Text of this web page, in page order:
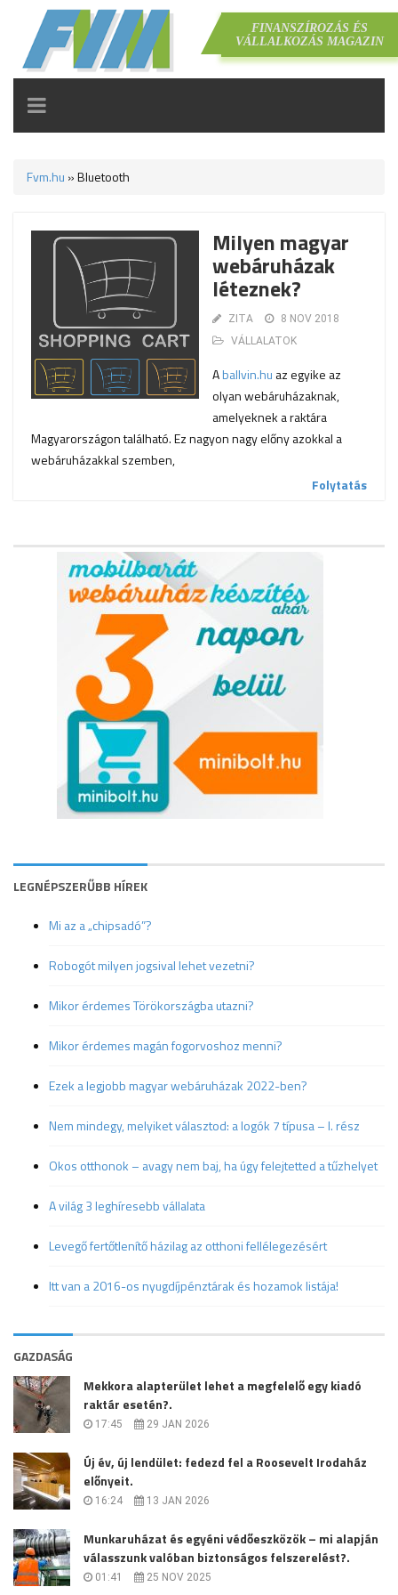
FINANSZÍROZÁS ÉS
VÁLLALKOZÁS MAGAZIN
TOGGLE
NAVIGATION
Fvm.hu »Bluetooth
Milyen magyar
webáruházak
léteznek?
ZITA
8 NOV 2018
VÁLLALATOK
Aballvin.hu az egyike az
olyan webáruházaknak,
amelyeknek a raktára
Magyarországon található. Ez nagyon nagy előny azokkal a
webáruházakkal szemben,
Folytatás
LEGNÉPSZERŰBB HÍREK
Mi az a „chipsadó”?
Robogót milyen jogsival lehet vezetni?
Mikor érdemes Törökországba utazni?
Mikor érdemes magán fogorvoshoz menni?
Ezek a legjobb magyar webáruházak 2022-ben?
Nem mindegy, melyiket választod: a logók 7 típusa – I. rész
Okos otthonok – avagy nem baj, ha úgy felejtetted a tűzhelyet
A világ 3 leghíresebb vállalata
Levegő fertőtlenítő házilag az otthoni fellélegezésért
Itt van a 2016-os nyugdíjpénztárak és hozamok listája!
GAZDASÁG
Mekkora alapterület lehet a megfelelő egy kiadó
raktár esetén?.
17:45 29 JAN 2026
Új év, új lendület: fedezd fel a Roosevelt Irodaház
előnyeit.
16:24 13 JAN 2026
Munkaruházat és egyéni védőeszközök – mi alapján
válasszunk valóban biztonságos felszerelést?.
01:41 25 NOV 2025